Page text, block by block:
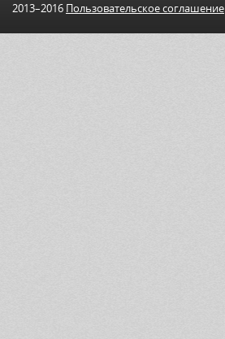
2013–2016 Пользовательскоe соглашениe